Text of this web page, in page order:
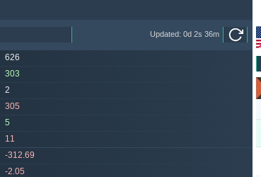
Updated: 0d 2s 36m
626
303
2
305
5
11
-312.69
-2.05